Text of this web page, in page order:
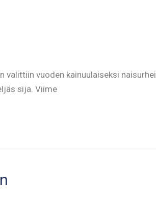
valittiin vuoden kainuulaiseksi
sija. Viime